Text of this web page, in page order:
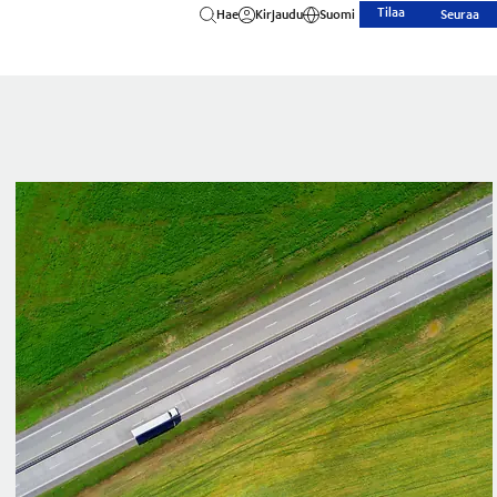
Hae Kirjaudu Suomi Tilaa Seuraa